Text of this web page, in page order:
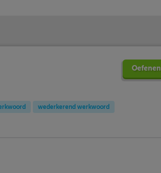
Oefenen
wederkerend werkwoord